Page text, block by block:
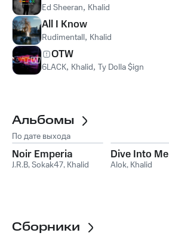
Ed Sheeran, Khalid
All I Know
Rudimentall, Khalid
OTW
6LACK, Khalid, Ty Dolla $ign
Альбомы
По дате выхода
Noir Emperia
J.R.B,Sokak47, Khalid
Dive Into Me
Alok, Khalid
Сборники